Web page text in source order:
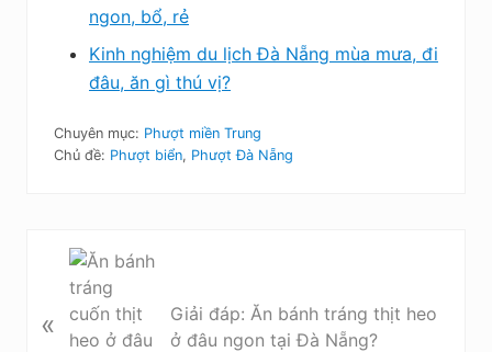
ngon, bổ, rẻ
Kinh nghiệm du lịch Đà Nẵng mùa mưa, đi
đâu, ăn gì thú vị?
Chuyên mục: Phượt miền Trung
Chủ đề: Phượt biển, Phượt Đà Nẵng
v
«
Giải đáp: Ăn bánh tráng thịt heo
ở đâu ngon tại Đà Nẵng?